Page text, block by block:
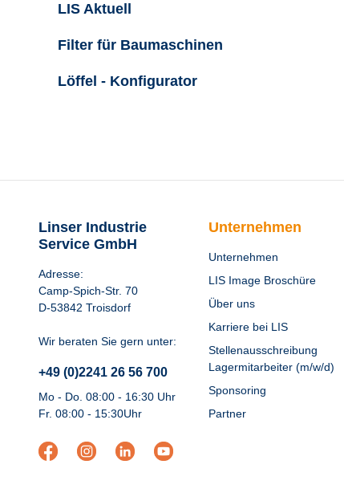
LIS Aktuell
Filter für Baumaschinen
Löffel - Konfigurator
Linser Industrie
Service GmbH
Adresse:
Camp-Spich-Str. 70
D-53842 Troisdorf
Wir beraten Sie gern unter:
+49 (0)2241 26 56 700
Mo - Do. 08:00 - 16:30 Uhr
Fr. 08:00 - 15:30Uhr
Unternehmen
Unternehmen
LIS Image Broschüre
Über uns
Karriere bei LIS
Stellenausschreibung
Lagermitarbeiter (m/w/d)
Sponsoring
Partner